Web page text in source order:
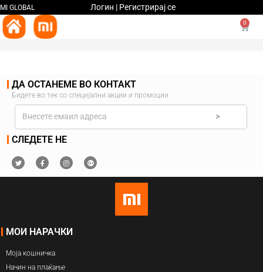
MI GLOBAL Логин | Регистрирај се
0
ДА ОСТАНЕМЕ ВО КОНТАКТ
Бидете во тек со специјални акции и промоции
>
СЛЕДЕТЕ НЕ
МОИ НАРАЧКИ
Моја кошничка
Начин на плаќање